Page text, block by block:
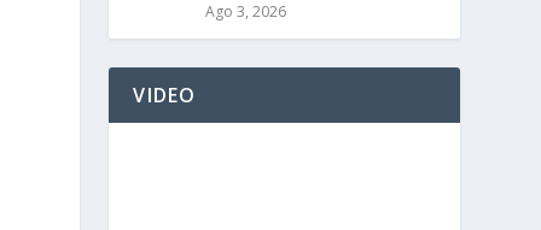
Ago 3, 2026
VIDEO